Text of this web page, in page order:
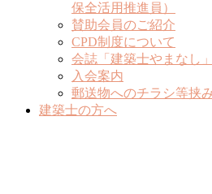
保全活用推進員）
賛助会員のご紹介
CPD制度について
会誌「建築士やまなし
入会案内
郵送物へのチラシ等挟
建築士の方へ